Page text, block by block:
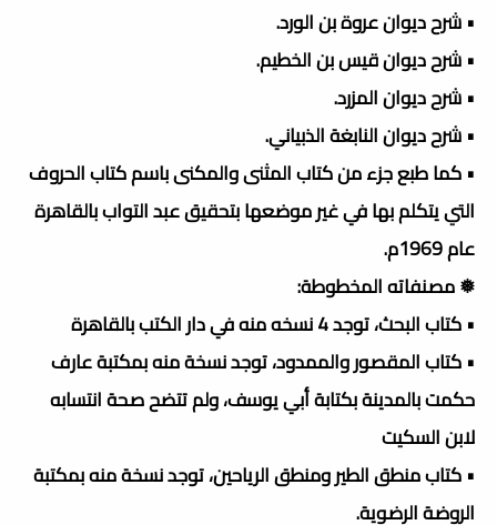
• شرح ديوان عروة بن الورد.
• شرح ديوان قيس بن الخطيم.
• شرح ديوان المزرد.
• شرح ديوان النابغة الذبياني.
• كما طبع جزء من كتاب المثنى والمكنى باسم كتاب الحروف
التي يتكلم بها في غير موضعها بتحقيق عبد التواب بالقاهرة
عام 1969م.
❅ مصنفاته المخطوطة:
• كتاب البحث، توجد 4 نسخه منه في دار الكتب بالقاهرة
• كتاب المقصور والممدود، توجد نسخة منه بمكتبة عارف
حكمت بالمدينة بكتابة أبي يوسف، ولم تتضح صحة انتسابه
لابن السكيت
• كتاب منطق الطير ومنطق الرياحين، توجد نسخة منه بمكتبة
الروضة الرضوية.